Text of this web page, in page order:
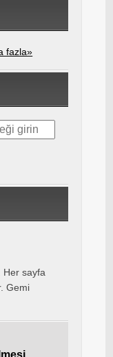
fazla»
Her sayfa
Gemi